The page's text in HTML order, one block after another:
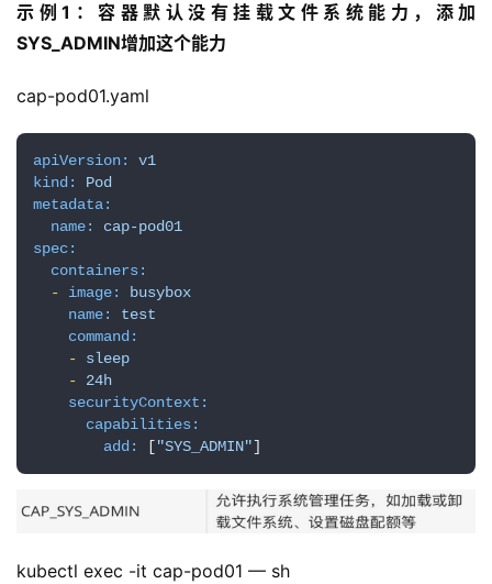
企
实
目
示例1：容器默认没有挂载文件系统能力，添加
SYS_ADMIN增加这个能力
cap-pod01.yaml
apiVersion:
v1
kind:
Pod
metadata:
name:
cap-pod01
spec:
containers:
-
image:
busybox
name:
test
command:
-
sleep
-
24h
securityContext:
capabilities:
add:
["SYS_ADMIN"]
kubectl exec -it cap-pod01 — sh